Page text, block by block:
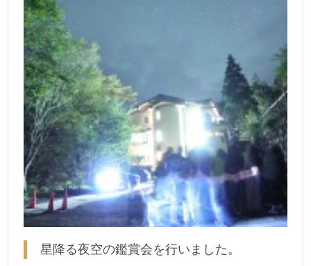
星降る夜空の鑑賞会を行いました。